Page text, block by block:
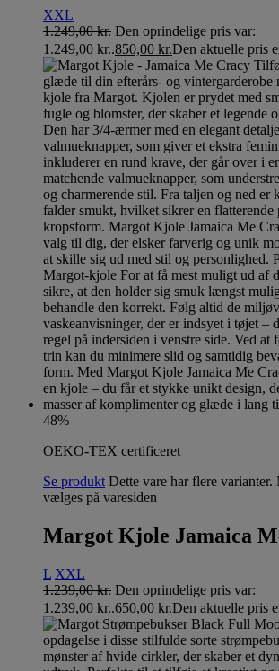
XXL
1.249,00kr. Den oprindelige pris var:
1.249,00 kr..850,00 kr.Den aktuelle pris
48%
OEKO-TEX certificeret
Se produkt Dette vare har flere varianter.
vælges på varesiden
Margot Kjole Jamaica
L XXL
1.239,00kr. Den oprindelige pris var:
1.239,00 kr..650,00 kr.Den aktuelle pris